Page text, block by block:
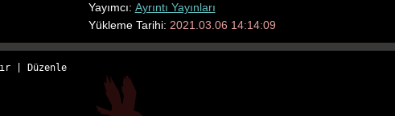
Yayımcı: Ayrıntı Yayınları
Yükleme Tarihi: 2021.03.06 14:14:09
Düzenle